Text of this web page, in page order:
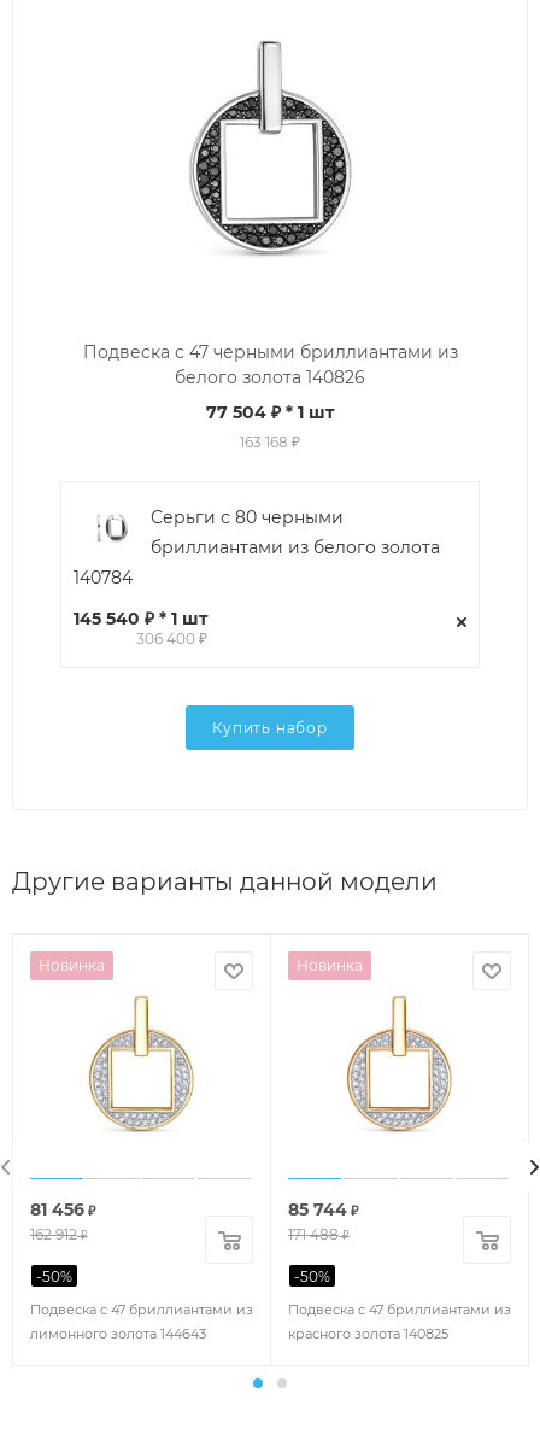
Подвеска с 47 черными бриллиантами из
белого золота 140826
77 504 ₽ * 1 шт
163 168 ₽
Серьги с 80 черными
бриллиантами из белого золота
140784
145 540 ₽ * 1 шт
306 400 ₽
Купить набор
Другие варианты данной модели
Новинка
Подвеска с 47 бриллиантами из
лимонного золота 144643
81 456 ₽
162 912₽
-50%
Новинка
Подвеска с 47 бриллиантами из
красного золота 140825
85 744 ₽
171 488₽
-50%